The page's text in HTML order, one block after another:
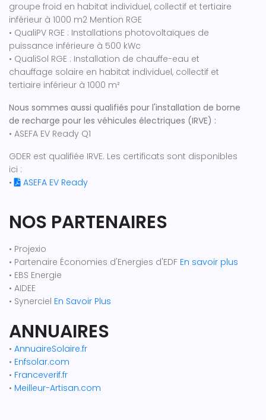
groupe froid en habitat individuel, collectif et tertiaire
inférieur à 1000 m2 Mention RGE
• QualiPV RGE : Installations photovoltaïques de
puissance inférieure à 500 kWc
• QualiSol RGE : Installation de chauffe-eau et
chauffage solaire en habitat individuel, collectif et
tertiaire inférieur à 1000 m²
Nous sommes aussi qualifiés pour l'installation de borne
de recharge pour les véhicules électriques (IRVE) :
• ASEFA EV Ready Q1
GDER est qualifiée IRVE. Les certificats sont disponibles
ici :
•
ASEFA EV Ready
NOS PARTENAIRES
• Projexio
• Partenaire Économies d'Energies d'EDF En savoir plus
• EBS Energie
• AIDEE
• Synerciel En Savoir Plus
ANNUAIRES
• AnnuaireSolaire.fr
• Enfsolar.com
• Franceverif.fr
• Meilleur-Artisan.com